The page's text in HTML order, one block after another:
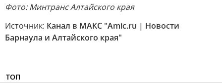
Фото: Минтранс Алтайского края
Источник: Канал в МАКС "Amic.ru | Новости
Барнаула и Алтайского края"
ТОП